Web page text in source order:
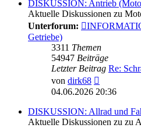
DISKUSSION: Antrieb
Aktuelle Diskussionen zu
Unterforum:
Getriebe)
3311 Themen
54947 Beiträge
Letzter Beitrag Re:
von dirk68
Beitrag
04.06.2026 20:36
DISKUSSION: Allrad und
Aktuelle Diskussionen zu zu